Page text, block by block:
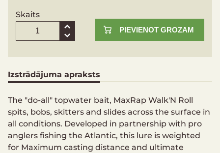
Skaits
PIEVIENOT GROZAM
Izstrādājuma apraksts
The "do-all" topwater bait, MaxRap Walk'N Roll
spits, bobs, skitters and slides across the surface in
all conditions. Developed in partnership with pro
anglers fishing the Atlantic, this lure is weighted
for Maximum casting distance and ultimate